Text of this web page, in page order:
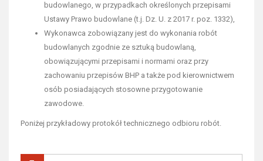
budowlanego, w przypadkach określonych przepisami
Ustawy Prawo budowlane (t.j. Dz. U. z 2017 r. poz. 1332),
Wykonawca zobowiązany jest do wykonania robót
budowlanych zgodnie ze sztuką budowlaną,
obowiązującymi przepisami i normami oraz przy
zachowaniu przepisów BHP a także pod kierownictwem
osób posiadających stosowne przygotowanie
zawodowe.
Poniżej przykładowy protokół technicznego odbioru robót.